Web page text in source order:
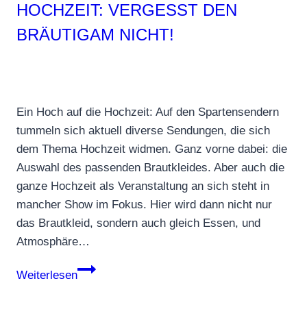
HOCHZEIT: VERGESST DEN
BRÄUTIGAM NICHT!
Ein Hoch auf die Hochzeit: Auf den Spartensendern
tummeln sich aktuell diverse Sendungen, die sich
dem Thema Hochzeit widmen. Ganz vorne dabei: die
Auswahl des passenden Brautkleides. Aber auch die
ganze Hochzeit als Veranstaltung an sich steht in
mancher Show im Fokus. Hier wird dann nicht nur
das Brautkleid, sondern auch gleich Essen, und
Atmosphäre…
Weiterlesen
Hochzeit: